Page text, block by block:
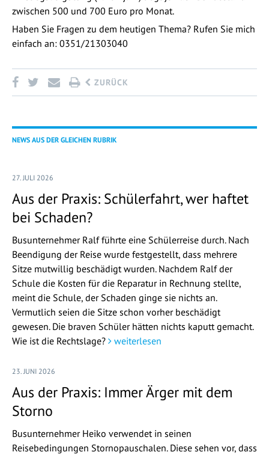
zwischen 500 und 700 Euro pro Monat.
Haben Sie Fragen zu dem heutigen Thema? Rufen Sie mich
einfach an: 0351/21303040
ZURÜCK
NEWS AUS DER GLEICHEN RUBRIK
27. JULI 2026
Aus der Praxis: Schülerfahrt, wer haftet
bei Schaden?
Busunternehmer Ralf führte eine Schülerreise durch. Nach
Beendigung der Reise wurde festgestellt, dass mehrere
Sitze mutwillig beschädigt wurden. Nachdem Ralf der
Schule die Kosten für die Reparatur in Rechnung stellte,
meint die Schule, der Schaden ginge sie nichts an.
Vermutlich seien die Sitze schon vorher beschädigt
gewesen. Die braven Schüler hätten nichts kaputt gemacht.
Wie ist die Rechtslage?
weiterlesen
23. JUNI 2026
Aus der Praxis: Immer Ärger mit dem
Storno
Busunternehmer Heiko verwendet in seinen
Reisebedingungen Stornopauschalen. Diese sehen vor, dass